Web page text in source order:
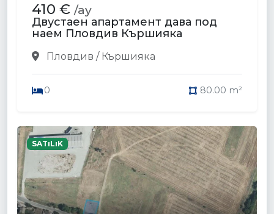
410 € /ay
Двустаен апартамент дава под
наем Пловдив Кършияка
Пловдив / Кършияка
0 80.00 m²
SATıLıK